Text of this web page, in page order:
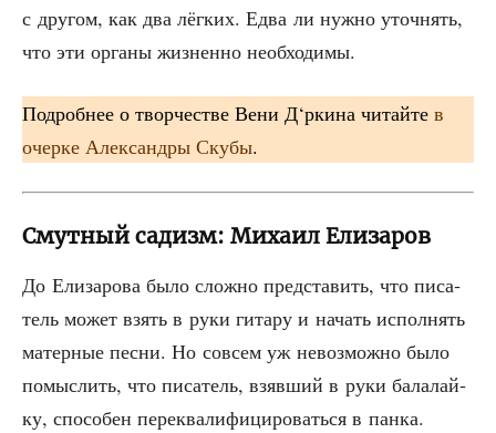
с дру­гом, как два лёг­ких. Едва ли нуж­но уточ­нять,
что эти орга­ны жиз­нен­но необходимы.
Подроб­нее о твор­че­стве Вени Д‘ркина читай­те в
очер­ке Алек­сан­дры Ску­бы.
Смутный садизм: Михаил Елизаров
До Ели­за­ро­ва было слож­но пред­ста­вить, что писа­
тель может взять в руки гита­ру и начать испол­нять
матер­ные пес­ни. Но совсем уж невоз­мож­но было
помыс­лить, что писа­тель, взяв­ший в руки бала­лай­
ку, спо­со­бен пере­ква­ли­фи­ци­ро­вать­ся в панка.